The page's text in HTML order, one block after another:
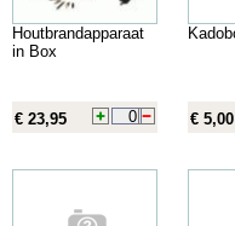
Houtbrandapparaat
in Box
€ 23,95 € 5,00